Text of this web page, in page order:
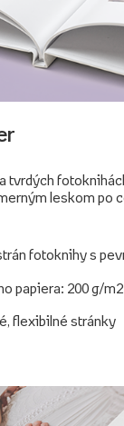
tvrdých
leskom po
fotoknihy s
papiera: 200 g/m2
flexibilné stránky